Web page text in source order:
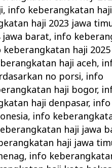
, info keberangkatan
haji 2023 jawa
jawa barat, info
keberangkatan haji
haji aceh,
no porsi, info
haji bogor,
haji denpasar, info
, info
haji jawa
haji jawa
, info